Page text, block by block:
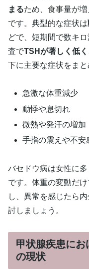
まるため、食事量が
です。典型的な症状は
どで、短期間で数キ
査でTSHが著しく低
下に主要な症状をまと
急激な体重減少
動悸や息切れ
微熱や発汗の増加
手指の震えや不安
バセドウ病は女性に多
です。体重の変動だ
し、異常を感じたら
討しましょう。
甲状腺疾患にお
の現状